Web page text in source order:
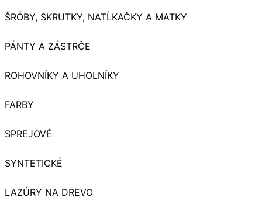
ŠRÓBY, SKRUTKY, NATĹKAČKY A MATKY
PÁNTY A ZÁSTRČE
ROHOVNÍKY A UHOLNÍKY
FARBY
SPREJOVÉ
SYNTETICKÉ
LAZÚRY NA DREVO